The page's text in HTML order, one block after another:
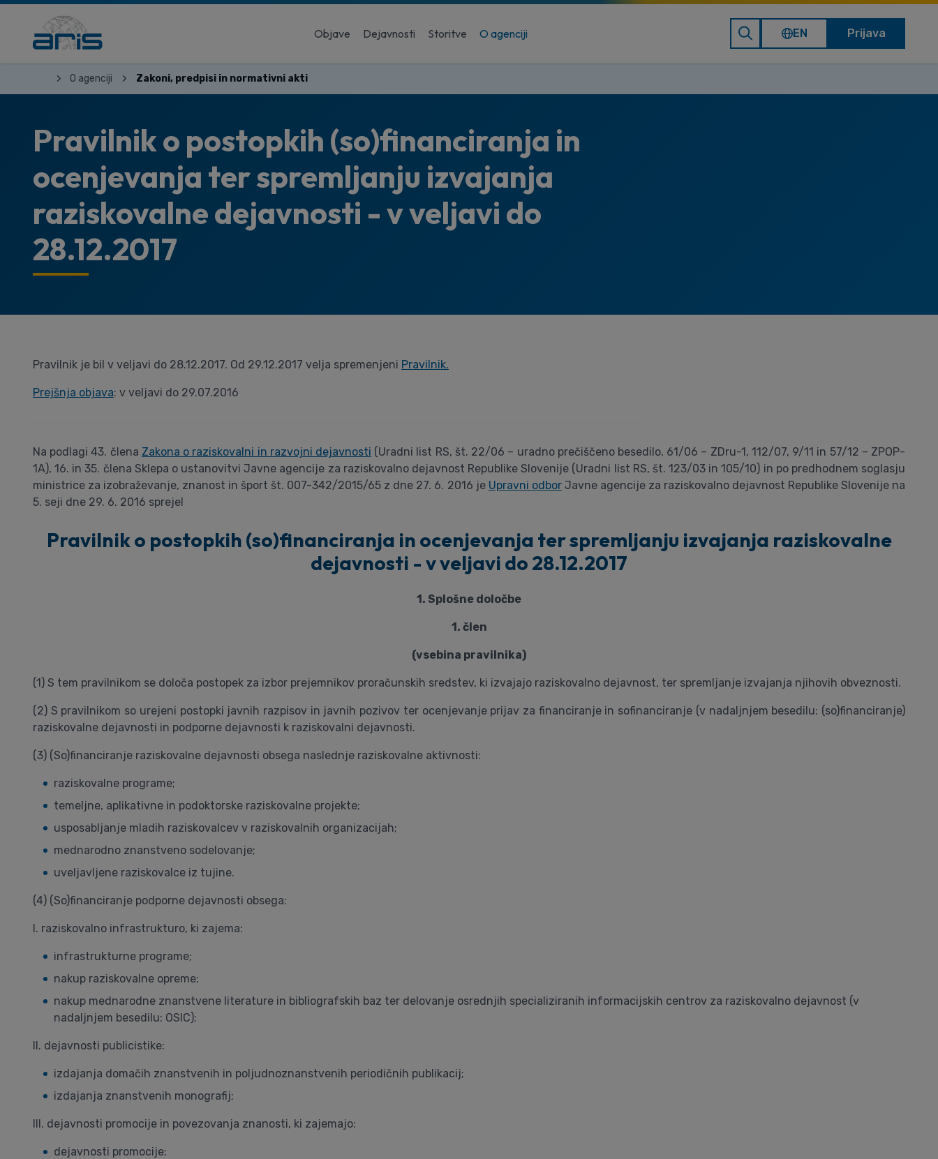
Objave Dejavnosti Storitve O agenciji EN Prijava
O agenciji Zakoni, predpisi in normativni akti
Pravilnik o postopkih (so)financiranja in
ocenjevanja ter spremljanju izvajanja
raziskovalne dejavnosti - v veljavi do
28.12.2017
Pravilnik je bil v veljavi do 28.12.2017. Od 29.12.2017 velja spremenjeni Pravilnik.
Prejšnja objava: v veljavi do 29.07.2016
Na podlagi 43. člena Zakona o raziskovalni in razvojni dejavnosti (Uradni list RS, št. 22/06 – uradno prečiščeno besedilo, 61/06 – ZDru-1, 112/07, 9/11 in 57/12 – ZPOP-
1A), 16. in 35. člena Sklepa o ustanovitvi Javne agencije za raziskovalno dejavnost Republike Slovenije (Uradni list RS, št. 123/03 in 105/10) in po predhodnem soglasju
ministrice za izobraževanje, znanost in šport št. 007-342/2015/65 z dne 27. 6. 2016 je Upravni odborJavne agencije za raziskovalno dejavnost Republike Slovenije na
5. seji dne 29. 6. 2016 sprejel
Pravilnik o postopkih (so)financiranja in ocenjevanja ter spremljanju izvajanja raziskovalne
dejavnosti - v veljavi do 28.12.2017
1. Splošne določbe
1. člen
(vsebina pravilnika)
(1) S tem pravilnikom se določa postopek za izbor prejemnikov proračunskih sredstev, ki izvajajo raziskovalno dejavnost, ter spremljanje izvajanja njihovih obveznosti.
(2) S pravilnikom so urejeni postopki javnih razpisov in javnih pozivov ter ocenjevanje prijav za financiranje in sofinanciranje (v nadaljnjem besedilu: (so)financiranje)
raziskovalne dejavnosti in podporne dejavnosti k raziskovalni dejavnosti.
(3) (So)financiranje raziskovalne dejavnosti obsega naslednje raziskovalne aktivnosti:
raziskovalne programe;
temeljne, aplikativne in podoktorske raziskovalne projekte;
usposabljanje mladih raziskovalcev v raziskovalnih organizacijah;
mednarodno znanstveno sodelovanje;
uveljavljene raziskovalce iz tujine.
(4) (So)financiranje podporne dejavnosti obsega:
I. raziskovalno infrastrukturo, ki zajema:
infrastrukturne programe;
nakup raziskovalne opreme;
nakup mednarodne znanstvene literature in bibliografskih baz ter delovanje osrednjih specializiranih informacijskih centrov za raziskovalno dejavnost (v
nadaljnjem besedilu: OSIC);
II. dejavnosti publicistike:
izdajanja domačih znanstvenih in poljudnoznanstvenih periodičnih publikacij;
izdajanja znanstvenih monografij;
III. dejavnosti promocije in povezovanja znanosti, ki zajemajo:
dejavnosti promocije;